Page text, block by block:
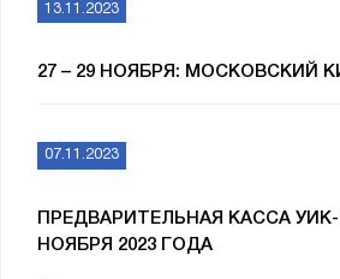
13.11.2023
27 – 29 НОЯБРЯ: МОСКОВСКИЙ
07.11.2023
ПРЕДВАРИТЕЛЬНАЯ КАССА
НОЯБРЯ 2023 ГОДА